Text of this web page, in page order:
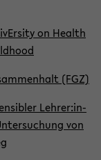
on Health
(FGZ)
Leh­rer:in­
von